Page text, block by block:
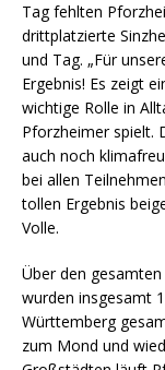
Tag fehlten
drittplatzierte
und Tag. „Für
Ergebnis! Es zeigt
wichtige Rolle in
Pforzheimer spielt.
auch noch
bei allen
tollen Ergebnis
Volle.
Über den
wurden insgesamt
Württemberg
zum Mond und